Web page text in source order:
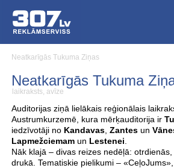
Neatkarīgās Tukuma Ziņas
Neatkarīgās Tukuma
laikraksts, avīze
Auditorijas ziņā lielākais reģionālais
Austrumkurzemē, kura mērķauditorija ir
iedzīvotāji no Kandavas, Zantesun
Lapmežciemamun Lestenei
Nāk klajā – divas reizes nedēļā:
drukā. Tematiskie pielikumi –